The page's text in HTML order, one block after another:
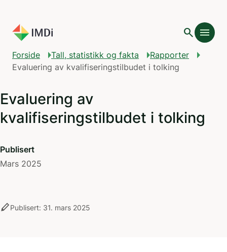
search menu
Forside Tall, statistikk og fakta
Rapporter
​​Evaluering av kvalifiseringstilbudet i tolking​
​​Evaluering av
kvalifiseringstilbudet i tolking​
Publisert
Mars 2025
stylusPublisert: 31. mars 2025